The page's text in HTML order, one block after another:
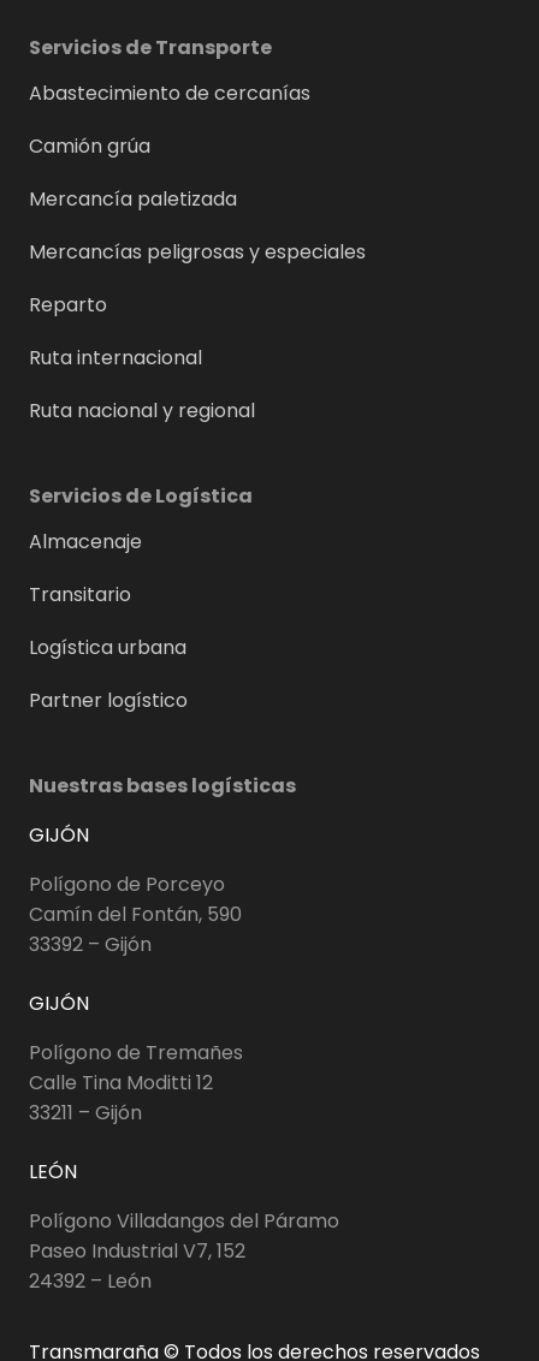
Servicios de Transporte
Abastecimiento de cercanías
Camión grúa
Mercancía paletizada
Mercancías peligrosas y especiales
Reparto
Ruta internacional
Ruta nacional y regional
Servicios de Logística
Almacenaje
Transitario
Logística urbana
Partner logístico
Nuestras bases logísticas
GIJÓN
Polígono de Porceyo
Camín del Fontán, 590
33392 – Gijón
GIJÓN
Polígono de Tremañes
Calle Tina Moditti 12
33211 – Gijón
LEÓN
Polígono Villadangos del Páramo
Paseo Industrial V7, 152
24392 – León
Transmaraña © Todos los derechos reservados